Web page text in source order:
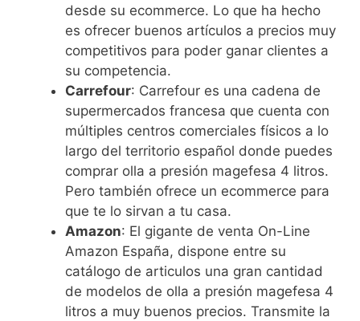
desde su ecommerce. Lo que ha hecho
es ofrecer buenos artículos a precios muy
competitivos para poder ganar clientes a
su competencia.
Carrefour: Carrefour es una cadena de
supermercados francesa que cuenta con
múltiples centros comerciales físicos a lo
largo del territorio español donde puedes
comprar olla a presión magefesa 4 litros.
Pero también ofrece un ecommerce para
que te lo sirvan a tu casa.
Amazon: El gigante de venta On-Line
Amazon España, dispone entre su
catálogo de articulos una gran cantidad
de modelos de olla a presión magefesa 4
litros a muy buenos precios. Transmite la